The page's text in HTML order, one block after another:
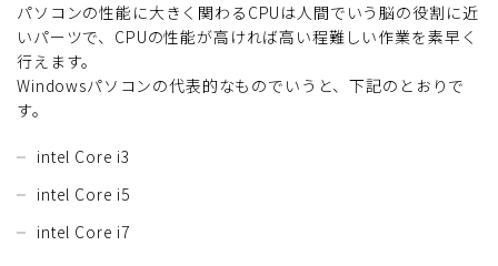
パソコンの性能に大きく関わるCPUは人間でいう脳の役割に近
いパーツで、CPUの性能が高ければ高い程難しい作業を素早く
行えます。
Windowsパソコンの代表的なものでいうと、下記のとおりで
す。
intel Core i3
intel Core i5
intel Core i7